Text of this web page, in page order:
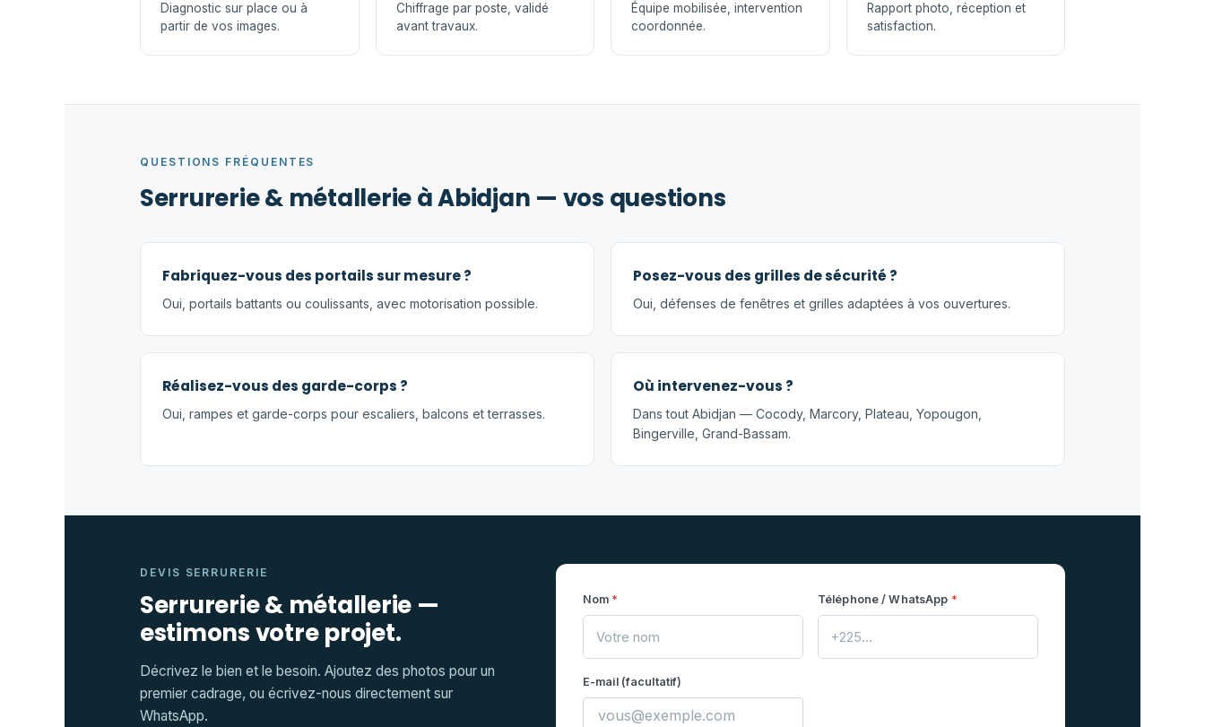
Diagnostic sur place ou à
partir de vos images.
Chiffrage par poste, validé
avant travaux.
Équipe mobilisée, intervention
coordonnée.
Rapport photo, réception et
satisfaction.
QUESTIONS FRÉQUENTES
Serrurerie & métallerie à Abidjan — vos questions
Fabriquez-vous des portails sur mesure ?
Oui, portails battants ou coulissants, avec motorisation possible.
Posez-vous des grilles de sécurité ?
Oui, défenses de fenêtres et grilles adaptées à vos ouvertures.
Réalisez-vous des garde-corps ?
Oui, rampes et garde-corps pour escaliers, balcons et terrasses.
Où intervenez-vous ?
Dans tout Abidjan — Cocody, Marcory, Plateau, Yopougon,
Bingerville, Grand-Bassam.
DEVIS SERRURERIE
Serrurerie & métallerie —
estimons votre projet.
Décrivez le bien et le besoin. Ajoutez des photos pour un
premier cadrage, ou écrivez-nous directement sur
WhatsApp.
Nom * Téléphone / WhatsApp *
E-mail (facultatif)